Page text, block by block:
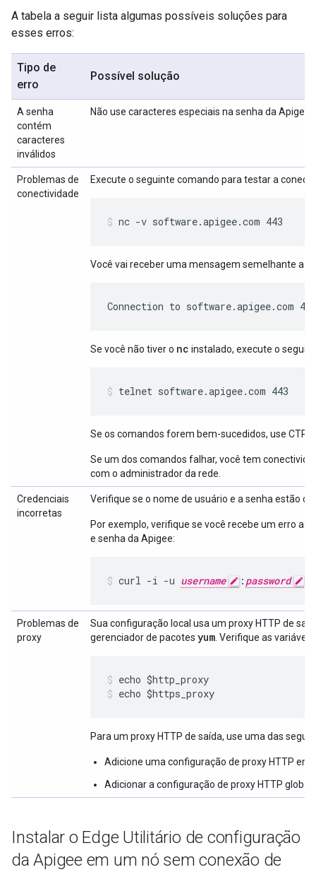
A tabela a seguir lista algumas possíveis soluções para
esses erros:
Tipo de
erro
Possível solução
A senha
contém
caracteres
inválidos
Não use caracteres especiais na senha da Apigee.
Problemas de
conectividade
Execute o seguinte comando para testar a
nc -v software.apigee.com 443
Você vai receber uma mensagem semelhante a
Connection to software.apigee.com
Se você não tiver o nc instalado, execute o
telnet software.apigee.com 443
Se os comandos forem bem-sucedidos, use
Se um dos comandos falhar, você tem
com o administrador da rede.
Credenciais
incorretas
Verifique se o nome de usuário e a senha estão
Por exemplo, verifique se você recebe um erro
e senha da Apigee:
curl -i -u username : password
Problemas de
proxy
Sua configuração local usa um proxy HTTP de
gerenciador de pacotes yum . Verifique as
echo $https_proxy
Para um proxy HTTP de saída, use uma das
Adicione uma configuração de proxy HTTP em
Adicionar a configuração de proxy HTTP
Instalar o Edge Utilitário de configuração
da Apigee em um nó sem conexão de